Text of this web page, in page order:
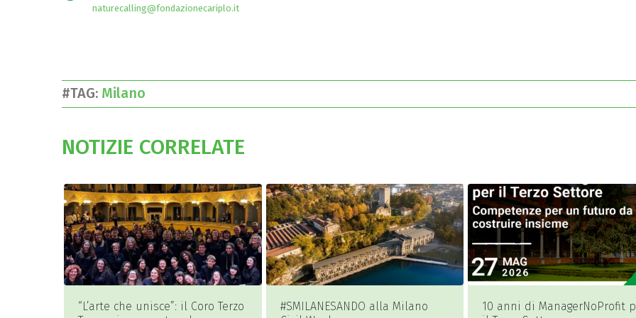
naturecalling@fondazionecariplo.it
#TAG: Milano
NOTIZIE CORRELATE
“L’arte che unisce”: il Coro Terzo
#SMILANESANDO alla Milano
10 anni di ManagerNoProfit